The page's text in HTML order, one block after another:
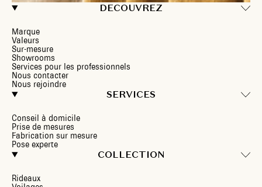
DECOUVREZ
Marque
Valeurs
Sur-mesure
Showrooms
Services pour les professionnels
Nous contacter
Nous rejoindre
SERVICES
Conseil à domicile
Prise de mesures
Fabrication sur mesure
Pose experte
COLLECTION
Rideaux